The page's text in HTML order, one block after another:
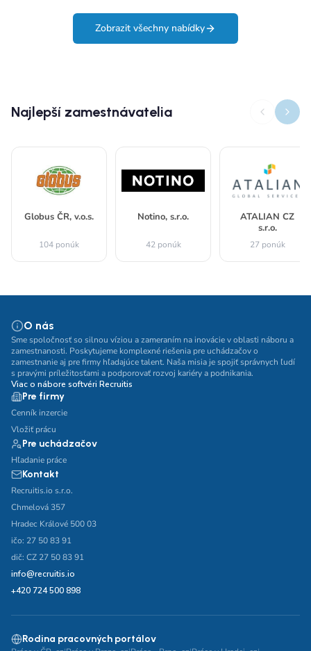
Zobrazit všechny nabídky
Najlepší zamestnávatelia
Globus ČR, v.o.s.
104 ponúk
Notino, s.r.o.
42 ponúk
ATALIAN CZ
s.r.o.
27 ponúk
O nás
Sme spoločnosť so silnou víziou a zameraním na inovácie v oblasti náboru a
zamestnanosti. Poskytujeme komplexné riešenia pre uchádzačov o
zamestnanie aj pre firmy hľadajúce talent. Naša misia je spojiť správnych ľudí
s pravými príležitosťami a podporovať rozvoj kariéry a podnikania.
Viac o nábore softvéri Recruitis
Pre firmy
Cenník inzercie
Vložiť prácu
Pre uchádzačov
Hľadanie práce
Kontakt
Recruitis.io s.r.o.
Chmelová 357
Hradec Králové 500 03
ičo: 27 50 83 91
dič: CZ 27 50 83 91
info@recruitis.io
+420 724 500 898
Rodina pracovných portálov